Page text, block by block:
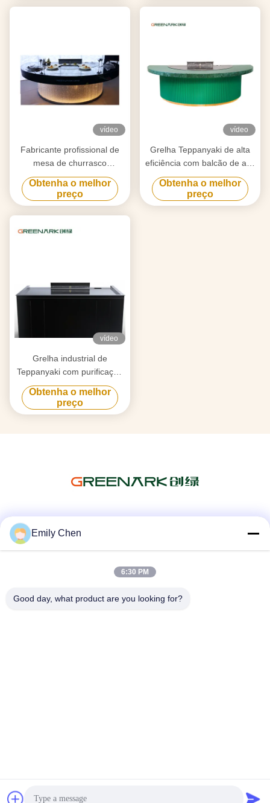
vídeo
Fabricante profissional de
mesa de churrasco
Teppanyaki feita sob medida
com design livre Fornecedor
confiável de equipamentos
de churrasco Hibachi
Obtenha o melhor
preço
vídeo
Grelha Teppanyaki de alta
eficiência com balcão de aço
de liga de 20 mm e
aquecimento inteligente
Obtenha o melhor
preço
vídeo
Grelha industrial de
Teppanyaki com purificação
de fumaça de fluxo de ar
triplo e tecnologia anti-
obstrução
Obtenha o melhor
preço
Fornecedor. Copyright © 2016-2026 Shanghai Chuanglv Catering
Emily Chen
6:30 PM
Good day, what product are you looking for?